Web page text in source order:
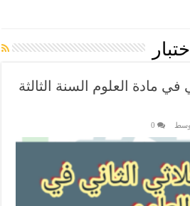
اختبار
في مادة العلوم السنة الثالثة
0